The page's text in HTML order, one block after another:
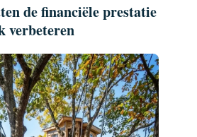
de financiële prestatie
verbeteren